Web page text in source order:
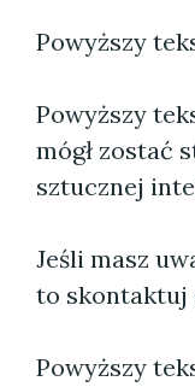
Powyższy
Powyższy
mógł zostać
sztucznej
Jeśli masz
to skontaktuj
Powyższy